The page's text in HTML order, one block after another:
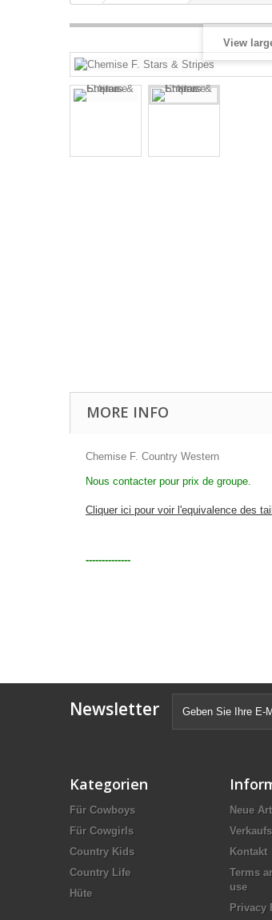
View
MORE INFO
Chemise F. Country Western
Nous contacter pour prix de groupe.
Cliquer ici pour voir l'equivalence des
--------------
Newsletter
Kategorien
Für Cowboys
Für Cowgirls
Country Kids
Country Life
Hüte
Neue
Kontakt
Terms
use
Privacy